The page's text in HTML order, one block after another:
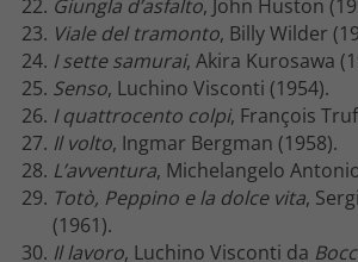
Giungla d’asfalto, John Huston
Viale del tramonto, Billy Wilder
I sette samurai, Akira Kurosawa
Senso, Luchino Visconti (1954).
I quattrocento colpi, François
Il volto, Ingmar Bergman (1958).
L’avventura, Michelangelo
Totò, Peppino e la dolce vita,
(1961).
Il lavoro, Luchino Visconti da